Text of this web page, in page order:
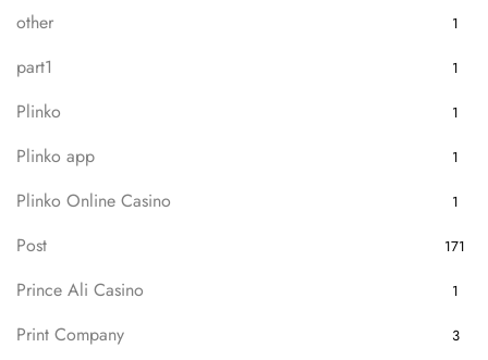
other 1
part1 1
Plinko 1
Plinko app 1
Plinko Online Casino 1
Post 171
Prince Ali Casino 1
Print Company 3